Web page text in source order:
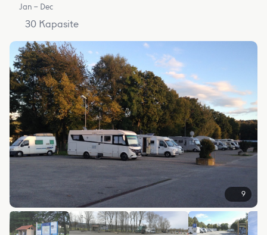
Jan – Dec
30 Kapasite
9